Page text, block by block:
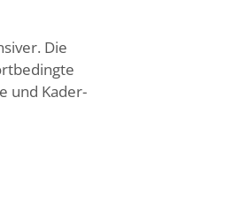
Die
und Kader-